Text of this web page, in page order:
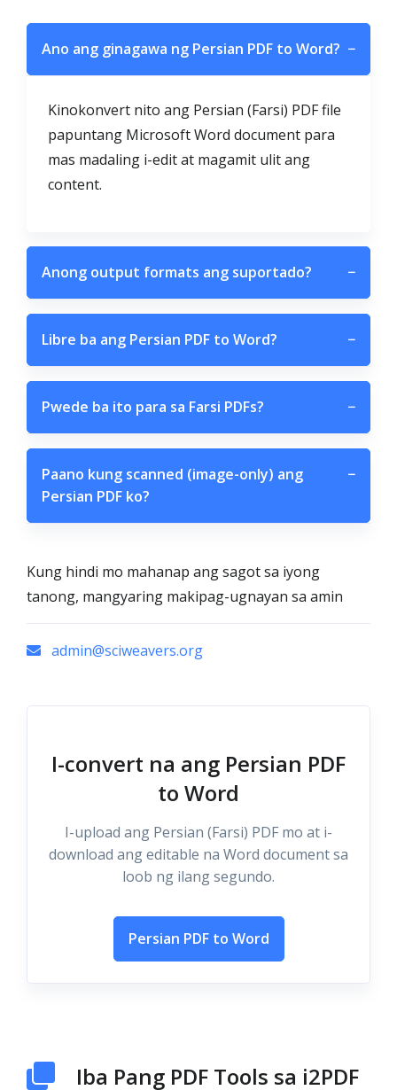
Ano ang ginagawa ng Persian PDF to Word? −
Kinokonvert nito ang Persian (Farsi) PDF file
papuntang Microsoft Word document para
mas madaling i-edit at magamit ulit ang
content.
Anong output formats ang suportado? −
Libre ba ang Persian PDF to Word? −
Pwede ba ito para sa Farsi PDFs? −
Paano kung scanned (image-only) ang
Persian PDF ko?
−
Kung hindi mo mahanap ang sagot sa iyong
tanong, mangyaring makipag-ugnayan sa amin
admin@sciweavers.org
I-convert na ang Persian PDF
to Word
I-upload ang Persian (Farsi) PDF mo at i-
download ang editable na Word document sa
loob ng ilang segundo.
Persian PDF to Word
Iba Pang PDF Tools sa i2PDF